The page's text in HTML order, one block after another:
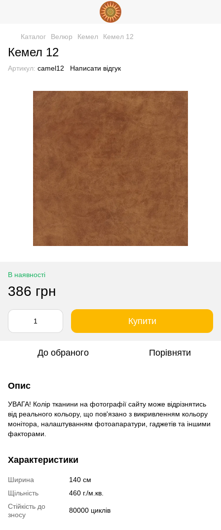
Каталог Велюр Кемел Кемел 12
Кемел 12
Артикул: camel12 Написати відгук
В наявності
386 грн
Купити
До обраного Порівняти
Опис
УВАГА! Колір тканини на фотографії сайту може відрізнятись
від реального кольору, що пов'язано з викривленням кольору
монітора, налаштуванням фотоапаратури, гаджетів та іншими
факторами.
Характеристики
Ширина
140 см
Щільність
460 г./м.кв.
Стійкість до
зносу
80000 циклів